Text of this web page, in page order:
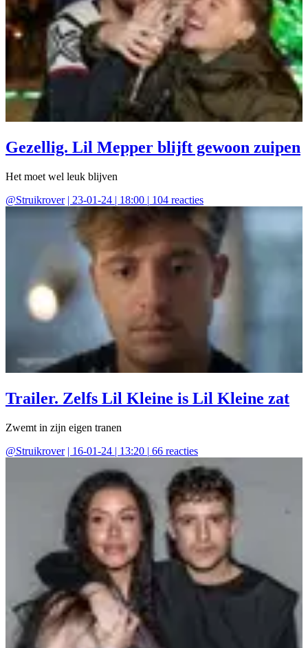
Gezellig. Lil Mepper blijft gewoon zuipen
Het moet wel leuk blijven
@Struikrover | 23-01-24 | 18:00 | 104 reacties
Trailer. Zelfs Lil Kleine is Lil Kleine zat
Zwemt in zijn eigen tranen
@Struikrover | 16-01-24 | 13:20 | 66 reacties